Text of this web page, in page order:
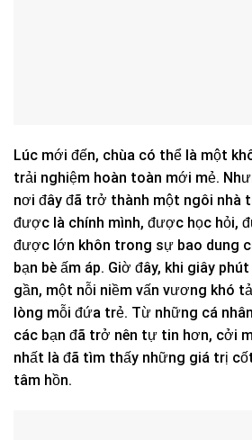
Lúc mới đến, chùa có thể là một
trải nghiệm hoàn toàn mới mẻ.
nơi đây đã trở thành một ngôi nhà
được là chính mình, được học hỏi,
được lớn khôn trong sự bao dung
bạn bè ấm áp. Giờ đây, khi giây
gần, một nỗi niềm vấn vương khó
lòng mỗi đứa trẻ. Từ những cá
các bạn đã trở nên tự tin hơn, cởi
nhất là đã tìm thấy những giá trị
tâm hồn.